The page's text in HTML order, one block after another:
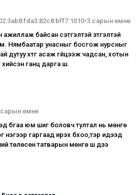
•3 сарын өмнө
байсан сэтгэлтэй зүтгэлтэй
Нямбаатар унасныг босгож нурсныг
дутуу хүтүүг асаж гүйцээж чадсан, хотын
ганц дарга шүү.
өмнө
бгаа юм шиг боловч тултал нь мөнгө
нэгээр гаргаад ирэх бхоо,тэр идээд
төлөсөн татварын мөнгө шүү дээ